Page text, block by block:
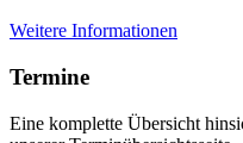
Weitere Informationen
Termine
Eine komplette Übersicht